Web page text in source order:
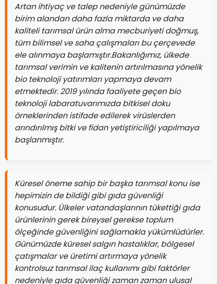
Artan ihtiyaç ve talep nedeniyle günümüzde
birim alandan daha fazla miktarda ve daha
kaliteli tarımsal ürün alma mecburiyeti doğmuş,
tüm bilimsel ve saha çalışmaları bu çerçevede
ele alınmaya başlamıştır.Bakanlığımız, ülkede
tarımsal verimin ve kalitenin artırılmasına yönelik
bio teknoloji yatırımları yapmaya devam
etmektedir. 2019 yılında faaliyete geçen bio
teknoloji labaratuvarımızda bitkisel doku
örneklerinden istifade edilerek virüslerden
arındırılmış bitki ve fidan yetiştiriciliği yapılmaya
başlanmıştır.
Küresel öneme sahip bir başka tarımsal konu ise
hepimizin de bildiği gibi gıda güvenliği
konusudur. Ülkeler vatandaşlarının tükettiği gıda
ürünlerinin gerek bireysel gerekse toplum
ölçeğinde güvenliğini sağlamakla yükümlüdürler.
Günümüzde küresel salgın hastalıklar, bölgesel
çatışmalar ve üretimi artırmaya yönelik
kontrolsuz tarımsal ilaç kullanımı gibi faktörler
nedeniyle gıda güvenliği zaman zaman ulusal